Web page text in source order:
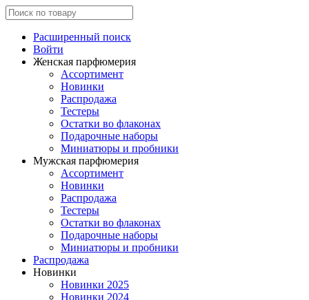
Расширенный поиск
Войти
Женская парфюмерия
Ассортимент
Новинки
Распродажа
Тестеры
Остатки во флаконах
Подарочные наборы
Миниатюры и пробники
Мужская парфюмерия
Ассортимент
Новинки
Распродажа
Тестеры
Остатки во флаконах
Подарочные наборы
Миниатюры и пробники
Распродажа
Новинки
Новинки 2025
Новинки 2024